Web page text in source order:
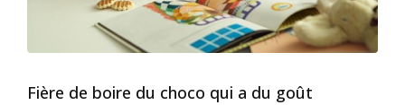
Fière de boire du choco qui a du goût